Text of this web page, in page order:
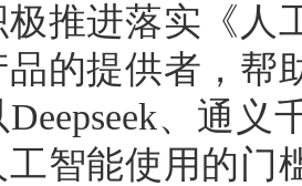
推进落实《人
品的提供者，帮
、通
工智能使用的门